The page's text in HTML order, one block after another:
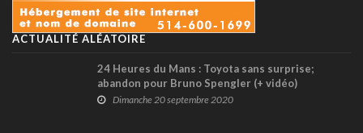
ACTUALITÉ ALÉATOIRE
24 Heures du Mans : Toyota sans surprise;
abandon pour Bruno Spengler (+ vidéo)
Dimanche 20 septembre 2020